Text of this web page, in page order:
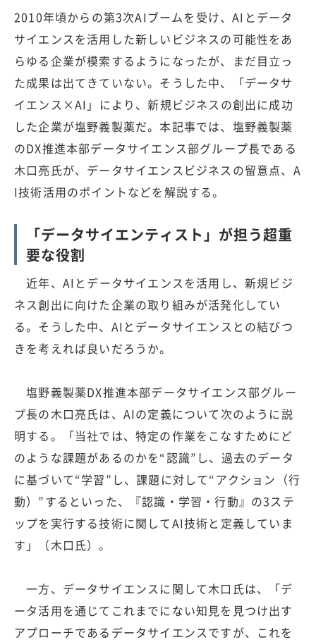
2010年頃からの第3次AIブームを受け、AIとデータ
サイエンスを活用した新しいビジネスの可能性をあ
らゆる企業が模索するようになったが、まだ目立っ
た成果は出てきていない。そうした中、「データサ
イエンス×AI」により、新規ビジネスの創出に成功
した企業が塩野義製薬だ。本記事では、塩野義製薬
のDX推進本部データサイエンス部グループ長である
木口亮氏が、データサイエンスビジネスの留意点、A
I技術活用のポイントなどを解説する。
「データサイエンティスト」が担う超重
要な役割
近年、AIとデータサイエンスを活用し、新規ビジ
ネス創出に向けた企業の取り組みが活発化してい
る。そうした中、AIとデータサイエンスとの結びつ
きを考えれば良いだろうか。
塩野義製薬DX推進本部データサイエンス部グルー
プ長の木口亮氏は、AIの定義について次のように説
明する。「当社では、特定の作業をこなすためにど
のような課題があるのかを“認識”し、過去のデータ
に基づいて“学習”し、課題に対して“アクション（行
動）”するといった、『認識・学習・行動』の3ステ
ップを実行する技術に関してAI技術と定義していま
す」（木口氏）。
一方、データサイエンスに関して木口氏は、「デ
ータ活用を通じてこれまでにない知見を見つけ出す
アプローチであるデータサイエンスですが、これを